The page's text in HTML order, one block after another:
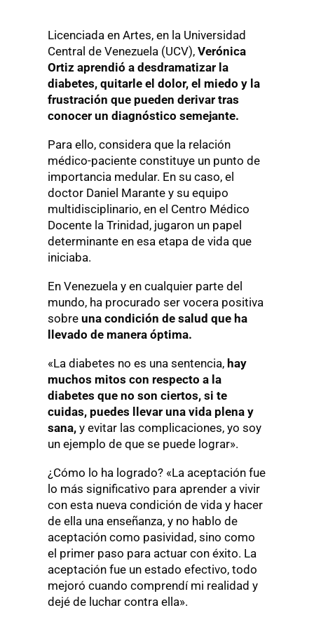
Licenciada en Artes, en la Universidad
Central de Venezuela (UCV), Verónica
Ortiz aprendió a desdramatizar la
diabetes, quitarle el dolor, el miedo y la
frustración que pueden derivar tras
conocer un diagnóstico semejante.
Para ello, considera que la relación
médico-paciente constituye un punto de
importancia medular. En su caso, el
doctor Daniel Marante y su equipo
multidisciplinario, en el Centro Médico
Docente la Trinidad, jugaron un papel
determinante en esa etapa de vida que
iniciaba.
En Venezuela y en cualquier parte del
mundo, ha procurado ser vocera positiva
sobreuna condición de salud que ha
llevado de manera óptima.
«La diabetes no es una sentencia, hay
muchos mitos con respecto a la
diabetes que no son ciertos, si te
cuidas, puedes llevar una vida plena y
sana,y evitar las complicaciones, yo soy
un ejemplo de que se puede lograr».
¿Cómo lo ha logrado? «La aceptación fue
lo más significativo para aprender a vivir
con esta nueva condición de vida y hacer
de ella una enseñanza, y no hablo de
aceptación como pasividad, sino como
el primer paso para actuar con éxito. La
aceptación fue un estado efectivo, todo
mejoró cuando comprendí mi realidad y
dejé de luchar contra ella».